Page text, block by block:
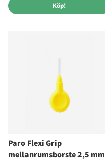
Köp!
Paro Flexi Grip
mellanrumsborste 2,5 mm